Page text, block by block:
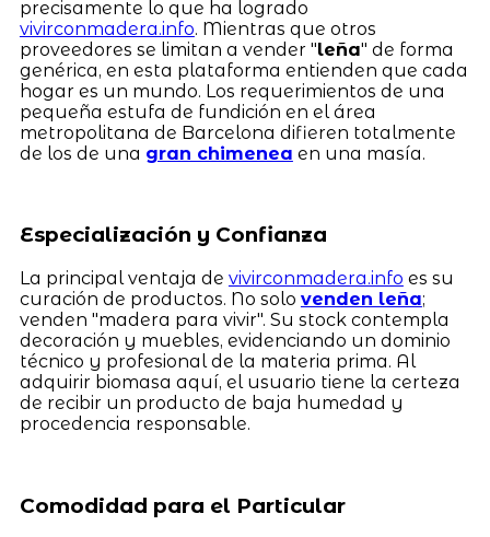
precisamente lo que ha logrado
vivirconmadera.info. Mientras que otros
proveedores se limitan a vender "leña" de forma
genérica, en esta plataforma entienden que cada
hogar es un mundo. Los requerimientos de una
pequeña estufa de fundición en el área
metropolitana de Barcelona difieren totalmente
de los de una gran chimenea en una masía.
Especialización y Confianza
La principal ventaja de vivirconmadera.info es su
curación de productos. No solo venden leña;
venden "madera para vivir". Su stock contempla
decoración y muebles, evidenciando un dominio
técnico y profesional de la materia prima. Al
adquirir biomasa aquí, el usuario tiene la certeza
de recibir un producto de baja humedad y
procedencia responsable.
Comodidad para el Particular